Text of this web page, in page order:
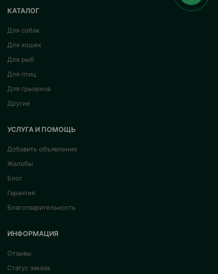
КАТАЛОГ
Для собак
Для кошек
Для рыб
Для птиц
Для грызунов
Другие
УСЛУГА И ПОМОЩЬ
Добавить объявление
Жалобы
Блог
Гарантия
Благотварительность
ИНФОРМАЦИЯ
Отзывы
Статус заказа